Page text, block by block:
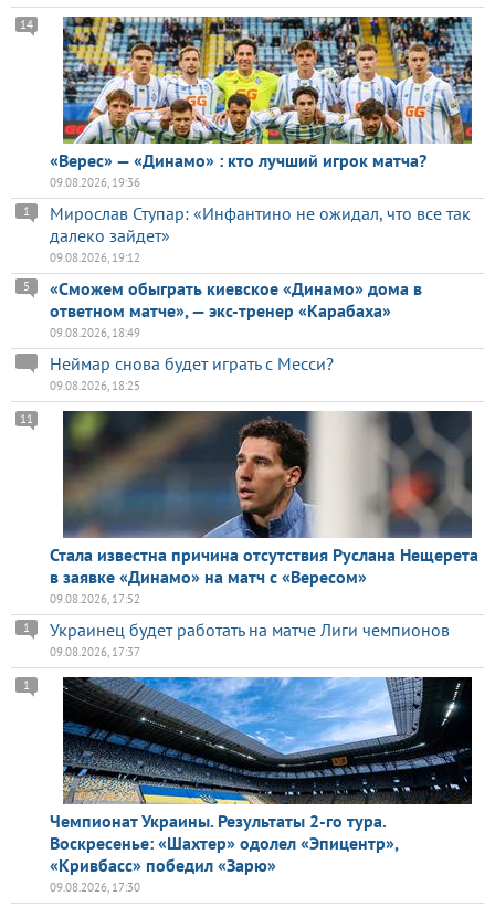
«Верес» — «Динамо» : кто лучший игрок матча?
14
09.08.2026, 19:36
Мирослав Ступар: «Инфантино не ожидал, что все так
далеко зайдет»
1
09.08.2026, 19:12
«Сможем обыграть киевское «Динамо» дома в
ответном матче», — экс-тренер «Карабаха»
5
09.08.2026, 18:49
Неймар снова будет играть с Месси?
09.08.2026, 18:25
Стала известна причина отсутствия Руслана Нещерета
в заявке «Динамо» на матч с «Вересом»
11
09.08.2026, 17:52
Украинец будет работать на матче Лиги чемпионов
1
09.08.2026, 17:37
Чемпионат Украины. Результаты 2-го тура.
Воскресенье: «Шахтер» одолел «Эпицентр»,
«Кривбасс» победил «Зарю»
1
09.08.2026, 17:30